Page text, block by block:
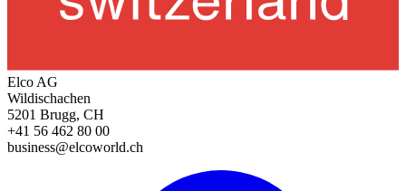
Elco AG
Wildischachen
5201 Brugg, CH
+41 56 462 80 00
business@elcoworld.ch